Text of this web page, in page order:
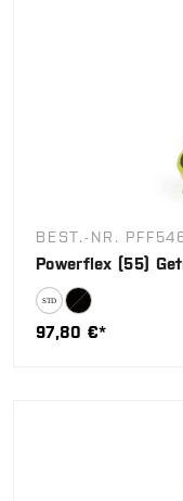
BEST.-NR.
Powerflex (55)
97,80 €*